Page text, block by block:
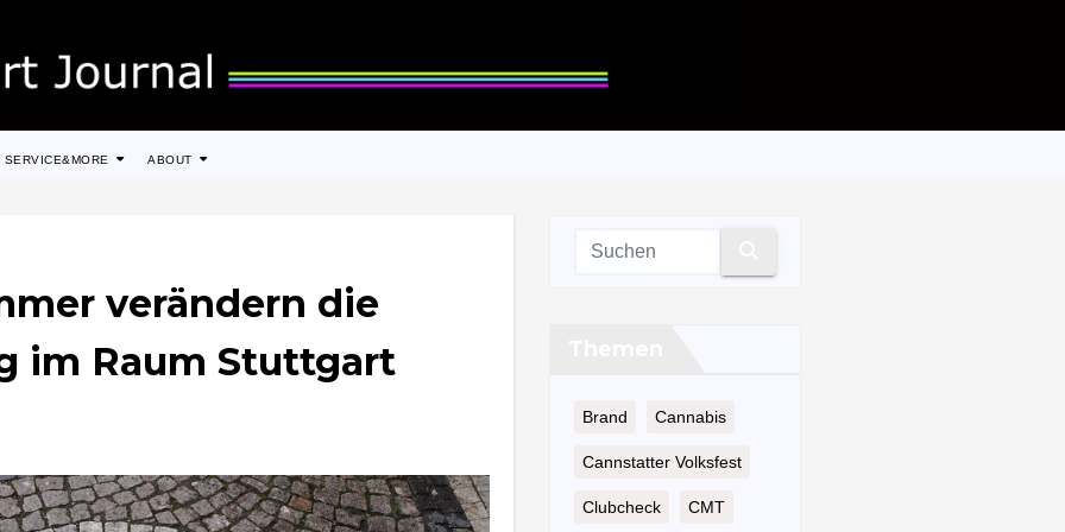
SERVICE&MORE ABOUT
verändern die
im Raum Stuttgart
Brand Cannabis
Cannstatter Volksfest
Clubcheck CMT